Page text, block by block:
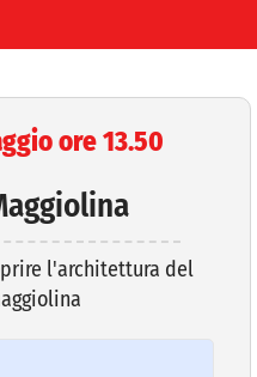
ore 13.50
l'architettura del